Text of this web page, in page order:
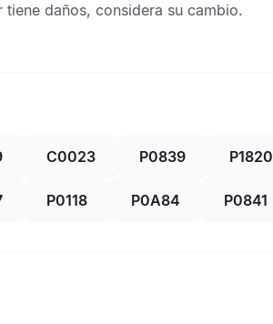
daños, considera su cambio.
C0023 P0839 P1820
P0118 P0A84 P0841